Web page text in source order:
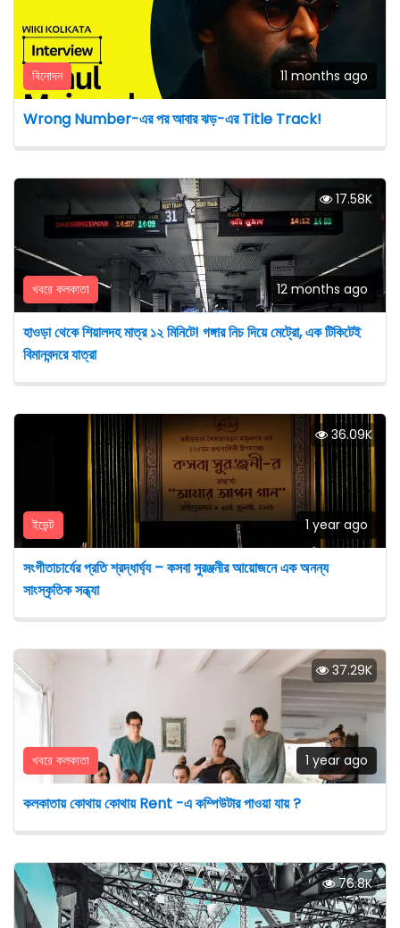
বিনোদন 11 months ago
Wrong Number-এর পর আবার ঝড়-এর Title Track!
17.58K
খবরে কলকাতা 12 months ago
হাওড়া থেকে শিয়ালদহ মাত্র ১২ মিনিটে! গঙ্গার নিচ দিয়ে মেট্রো, এক টিকিটেই
বিমানবন্দরে যাত্রা
36.09K
ইভেন্ট 1 year ago
সংগীতাচার্যের প্রতি শ্রদ্ধার্ঘ্য – কসবা সুরঞ্জনীর আয়োজনে এক অনন্য
সাংস্কৃতিক সন্ধ্যা
37.29K
খবরে কলকাতা 1 year ago
কলকাতায় কোথায় কোথায় Rent -এ কম্পিউটার পাওয়া যায় ?
76.8K